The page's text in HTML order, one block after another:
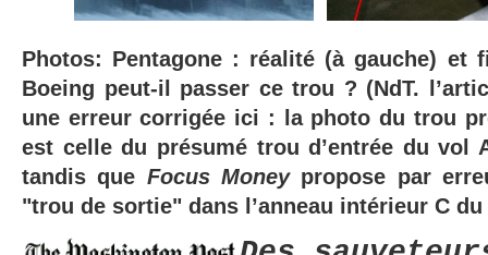
Photos: Pentagone : réalité (à gauche) et
Boeing peut-il passer ce trou ? (NdT.
une erreur corrigée ici : la photo du trou
est celle du présumé trou d’entrée du vol
tandis que Focus Money propose par
"trou de sortie" dans l’anneau intérieur C du